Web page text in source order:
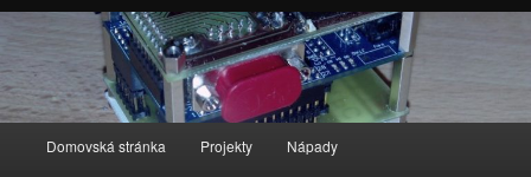
Domovská stránka Projekty Nápady